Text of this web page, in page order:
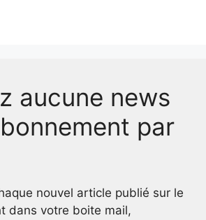
aucune news
par
nouvel article publié sur le
dans votre boite mail,